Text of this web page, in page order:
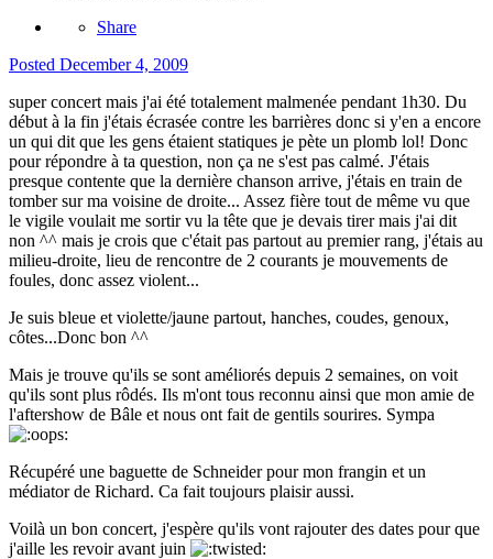
Share
Posted December 4, 2009
super concert mais j'ai été totalement malmenée pendant 1h30. Du
début à la fin j'étais écrasée contre les barrières donc si y'en a encore
un qui dit que les gens étaient statiques je pète un plomb lol! Donc
pour répondre à ta question, non ça ne s'est pas calmé. J'étais
presque contente que la dernière chanson arrive, j'étais en train de
tomber sur ma voisine de droite... Assez fière tout de même vu que
le vigile voulait me sortir vu la tête que je devais tirer mais j'ai dit
non ^^ mais je crois que c'était pas partout au premier rang, j'étais au
milieu-droite, lieu de rencontre de 2 courants je mouvements de
foules, donc assez violent...
Je suis bleue et violette/jaune partout, hanches, coudes, genoux,
côtes...Donc bon ^^
Mais je trouve qu'ils se sont améliorés depuis 2 semaines, on voit
qu'ils sont plus rôdés. Ils m'ont tous reconnu ainsi que mon amie de
l'aftershow de Bâle et nous ont fait de gentils sourires. Sympa
Récupéré une baguette de Schneider pour mon frangin et un
médiator de Richard. Ca fait toujours plaisir aussi.
Voilà un bon concert, j'espère qu'ils vont rajouter des dates pour que
j'aille les revoir avant juin